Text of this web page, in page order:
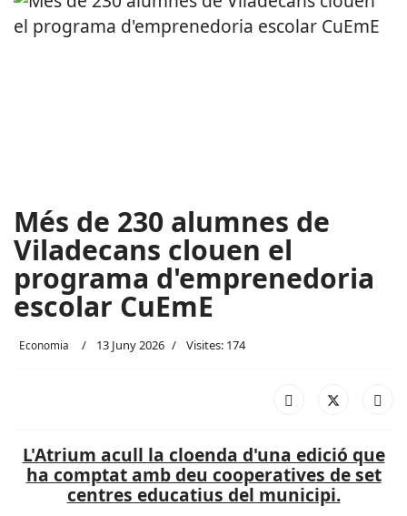
Més de 230 alumnes de
Viladecans clouen el
programa d'emprenedoria
escolar CuEmE
Economia 13 Juny 2026 Visites: 174
L'Atrium acull la cloenda d'una edició que
ha comptat amb deu cooperatives de set
centres educatius del municipi.